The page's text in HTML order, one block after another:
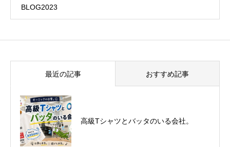
BLOG2023
最近の記事 おすすめ記事
高級Tシャツとバッタのいる会社。
た！（秋保温泉）